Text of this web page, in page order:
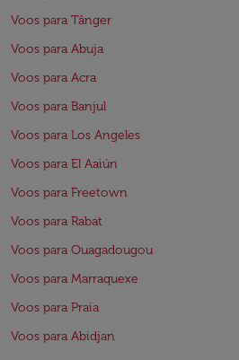
Voos para Tânger
Voos para Abuja
Voos para Acra
Voos para Banjul
Voos para Los Angeles
Voos para El Aaiún
Voos para Freetown
Voos para Rabat
Voos para Ouagadougou
Voos para Marraquexe
Voos para Praia
Voos para Abidjan